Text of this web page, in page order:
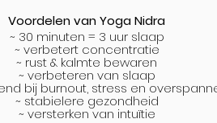
Voordelen van Yoga Nidra
~ 30 minuten = 3 uur slaap
~ verbetert concentratie
~ rust & kalmte bewaren
~ verbeteren van slaap
bij burnout, stress en
~ stabielere gezondheid
~ versterken van intuïtie